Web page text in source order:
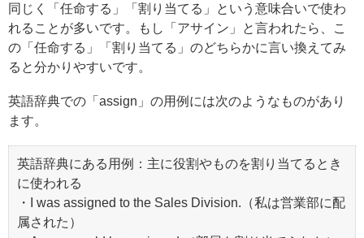
同じく「任命する」「割り当てる」という意味合いで使わ
れることが多いです。もし「アサイン」と言われたら、こ
の「任命する」「割り当てる」のどちらかに言い換えてみ
ると分かりやすいです。
英語辞典での「assign」の用例には次のようなものがあり
ます。
英語辞典にある用例：主に役割やものを割り当てるとき
に使われる
・I was assigned to the Sales Division.（私は営業部に配
属された）